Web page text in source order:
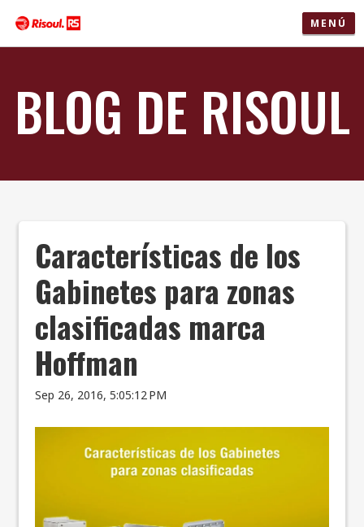
MENÚ
BLOG DE RISOUL
Características de los
Gabinetes para zonas
clasificadas marca
Hoffman
Sep 26, 2016, 5:05:12 PM